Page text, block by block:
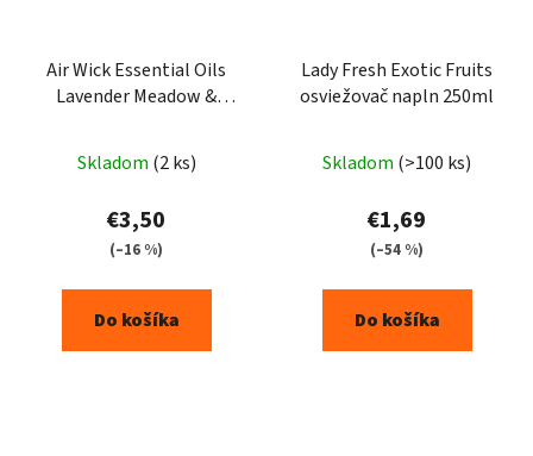
Air Wick Essential Oils
Lavender Meadow &
Skladom (2 ks)
€3,50
(–16 %)
Do košíka
Lady Fresh Exotic Fruits
osviežovač napln 250ml
Skladom (>100 ks)
€1,69
(–54 %)
Do košíka